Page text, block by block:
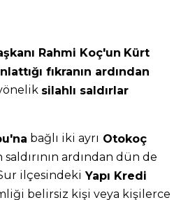
Rahmi Koç'un Kürt
fıkranın ardından
silahlı saldırlar
bağlı iki ayrı Otokoç
ardından dün de
ilçesindeki Yapı Kredi
belirsiz kişi veya kişilerce